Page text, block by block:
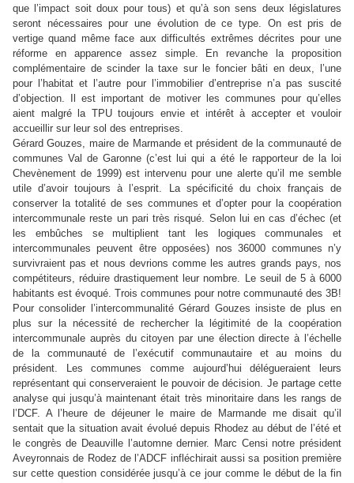
que l’impact soit doux pour tous) et qu’à son sens deux législatures
seront nécessaires pour une évolution de ce type. On est pris de
vertige quand même face aux difficultés extrêmes décrites pour une
réforme en apparence assez simple. En revanche la proposition
complémentaire de scinder la taxe sur le foncier bâti en deux, l’une
pour l’habitat et l’autre pour l’immobilier d’entreprise n’a pas suscité
d’objection. Il est important de motiver les communes pour qu’elles
aient malgré
la TPUtoujours envie et intérêt à accepter et vouloir
accueillir sur leur sol des entreprises.
Gérard Gouzes, maire de Marmande et président de la communauté de
communes Val de Garonne (c’est lui qui a été le rapporteur de la loi
Chevènement de 1999) est intervenu pour une alerte qu’il me semble
utile d’avoir toujours à l’esprit. La spécificité du choix français de
conserver la totalité de ses communes et d’opter pour la coopération
intercommunale reste un pari très risqué. Selon lui en cas d’échec (et
les embûches se multiplient tant les logiques communales et
intercommunales peuvent être opposées) nos 36000 communes n’y
survivraient pas et nous devrions comme les autres grands pays, nos
compétiteurs, réduire drastiquement leur nombre. Le seuil de 5 à 6000
habitants est évoqué. Trois communes pour notre communauté des 3B!
Pour consolider l’intercommunalité Gérard Gouzes insiste de plus en
plus sur la nécessité de rechercher la légitimité de la coopération
intercommunale auprès du citoyen par une élection directe à l’échelle
de la communauté de l’exécutif communautaire et au moins du
président. Les communes comme aujourd’hui délégueraient leurs
représentant qui conserveraient le pouvoir de décision. Je partage cette
analyse qui jusqu’à maintenant était très minoritaire dans les rangs de
l’DCF. A l’heure de déjeuner le maire de Marmande me disait qu’il
sentait que la situation avait évolué depuis Rhodez au début de l’été et
le congrès de Deauville l’automne dernier. Marc Censi notre président
Aveyronnais de Rodez de l’ADCF infléchirait aussi sa position première
sur cette question considérée jusqu’à ce jour comme le début de la fin